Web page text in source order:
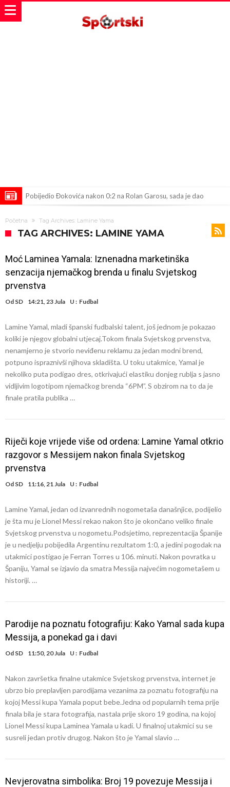
Pobijedio Đokovića nakon 0:2 na Rolan Garosu, sada je dao
daleko”
Koliko traži PSG i koji je Liverpulov “plafon” za Bredlija Barkolu?
od 62 miliona eura?
Veliki udarac za Barcelonu: Junak finala Svjetskog prvenstva želi otići
Deco nije posjetio Madrid samo zbog Alvareza, Barcelona planira
zahtijeva pravdu.
Potresne scene na sahrani UFC borca! Red ljudi, muzika i aplauz koji
tjera suze
GROM USMRTIO FUDBALERA: Velika tragedija! Povrijeđeno još 12
igrača!
Početna Tag Archives: Lamine Yama
TAG ARCHIVES: LAMINE YAMA
Moć Laminea Yamala: Iznenadna marketinška
senzacija njemačkog brenda u finalu Svjetskog
prvenstva
Od SD 14:21, 23 Jula U : Fudbal
Lamine Yamal, mladi španski fudbalski talent, još jednom je pokazao
koliki je njegov globalni utjecaj.Tokom finala Svjetskog prvenstva,
nenamjerno je stvorio neviđenu reklamu za jedan modni brend,
potpuno ispraznivši njihova skladišta. U toku utakmice, Yamal je
nekoliko puta podigao dres, otkrivajući elastiku donjeg rublja s jasno
vidljivim logotipom njemačkog brenda “6PM”. S obzirom na to da je
finale pratila publika …
Riječi koje vrijede više od ordena: Lamine Yamal otkrio
razgovor s Messijem nakon finala Svjetskog
prvenstva
Od SD 11:16, 21 Jula U : Fudbal
Lamine Yamal, jedan od izvanrednih nogometaša današnjice, podijelio
je šta mu je Lionel Messi rekao nakon što je okončano veliko finale
Svjetskog prvenstva u nogometu.Podsjetimo, reprezentacija Španije
je u nedjelju pobijedila Argentinu rezultatom 1:0, a jedini pogodak na
utakmici postigao je Ferran Torres u 106. minuti. Nakon povratka u
Španiju, Yamal se izjavio da smatra Messija najvećim nogometašem u
historiji. …
Parodije na poznatu fotografiju: Kako Yamal sada kupa
Messija, a ponekad ga i davi
Od SD 11:50, 20 Jula U : Fudbal
Nakon završetka finalne utakmice Svjetskog prvenstva, internet je
ubrzo bio preplavljen parodijama vezanima za poznatu fotografiju na
kojoj Messi kupa Yamala poput bebe.Jedna od popularnih tema prije
finala bila je stara fotografija, nastala prije skoro 19 godina, na kojoj
Lionel Messi kupa Laminea Yamala u kadi. U finalnoj utakmici su se
susreli jedan protiv drugog. Nakon što je Yamal slavio …
Nevjerovatna simbolika: Broj 19 povezuje Messija i